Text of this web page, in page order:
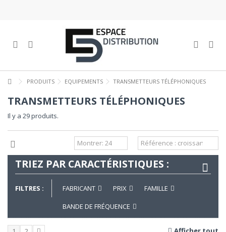
PRODUITS EQUIPEMENTS TRANSMETTEURS TÉLÉPHONIQUES
TRANSMETTEURS TÉLÉPHONIQUES
Il y a 29 produits.
TRIEZ PAR CARACTÉRISTIQUES :
FILTRES : FABRICANT PRIX
FAMILLE
BANDE DE FRÉQUENCE